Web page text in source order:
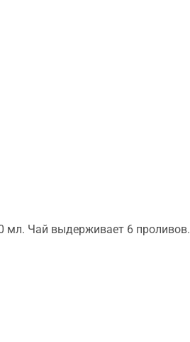
мл. Чай выдерживает 6 проливов.